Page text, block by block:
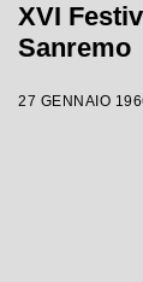
XVI
Sanremo
27 GENNAIO